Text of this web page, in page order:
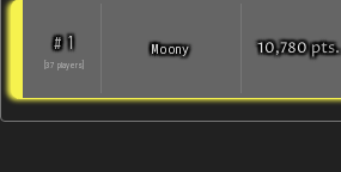
# 1
37 players
Moony 10,780pts.